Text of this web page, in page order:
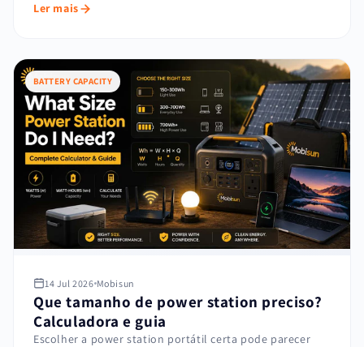
Ler mais
BATTERY CAPACITY
14 Jul 2026 Mobisun
Que tamanho de power station preciso?
Calculadora e guia
Escolher a power station portátil certa pode parecer